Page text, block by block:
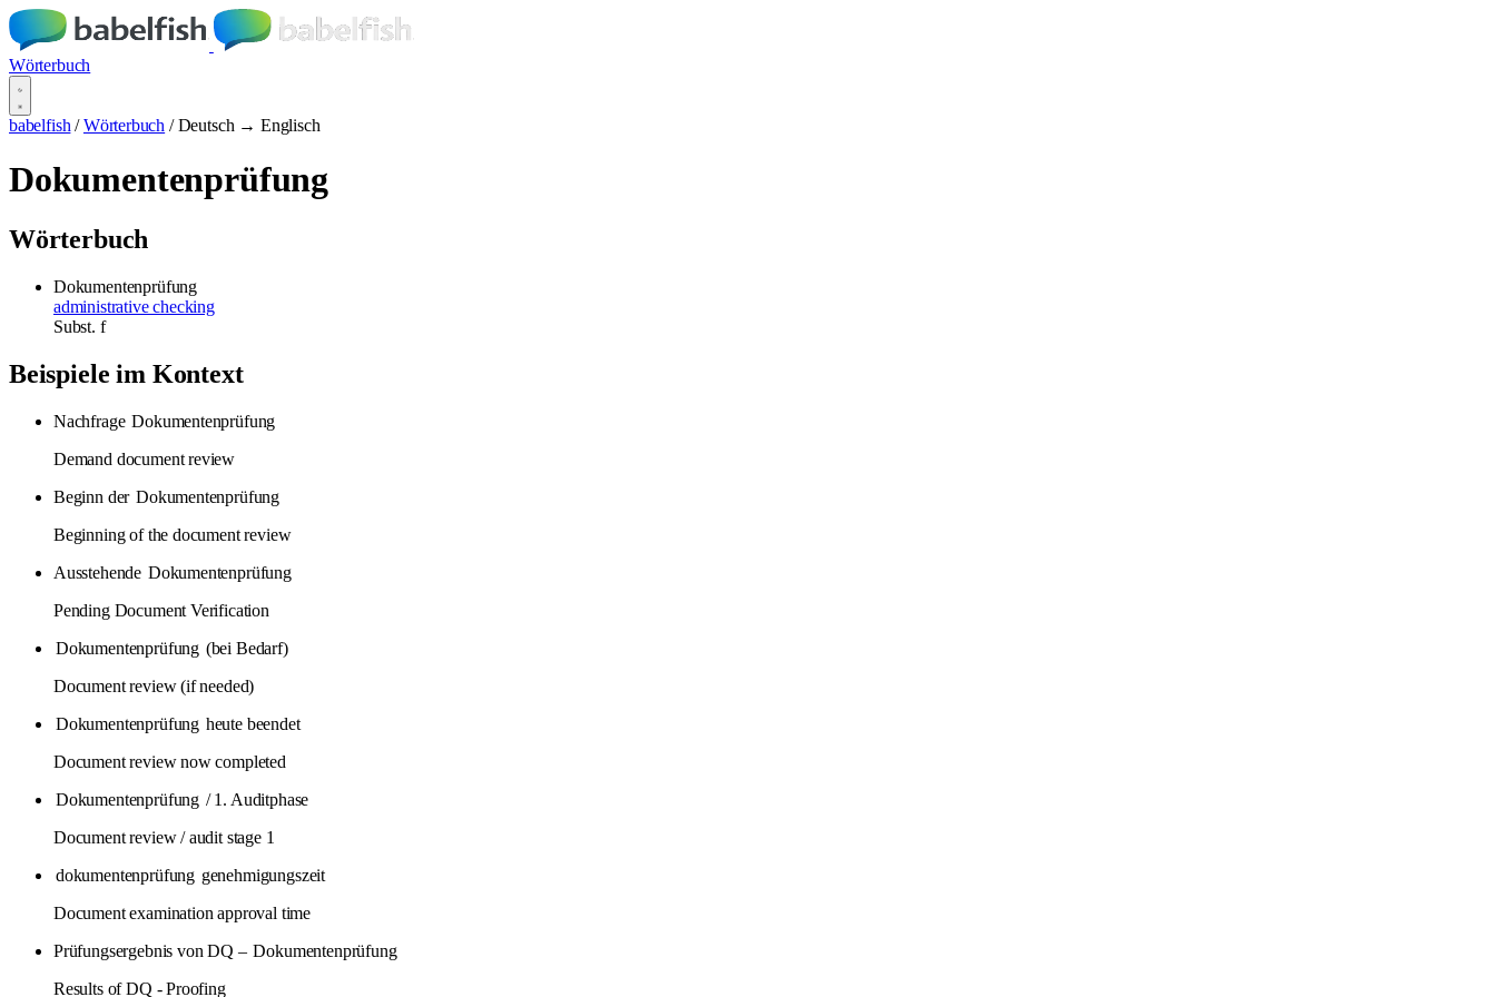
Wörterbuch
babelfish / Wörterbuch / Deutsch → Englisch
Dokumentenprüfung
Wörterbuch
Dokumentenprüfung
administrative checking
Subst. f
Beispiele im Kontext
Nachfrage Dokumentenprüfung
Demand document review
Beginn der Dokumentenprüfung
Beginning of the document review
Ausstehende Dokumentenprüfung
Pending Document Verification
Dokumentenprüfung (bei Bedarf)
Document review (if needed)
Dokumentenprüfung heute beendet
Document review now completed
Dokumentenprüfung / 1. Auditphase
Document review / audit stage 1
dokumentenprüfung genehmigungszeit
Document examination approval time
Prüfungsergebnis von DQ – Dokumentenprüfung
Results of DQ - Proofing